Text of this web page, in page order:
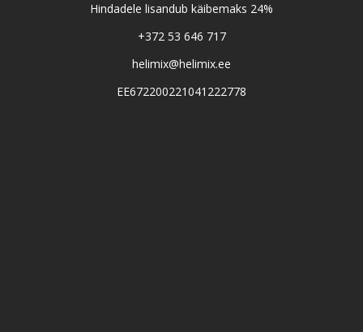
Hindadele lisandub käibemaks 24%
+372 53 646 717
helimix@helimix.ee
EE672200221041222778